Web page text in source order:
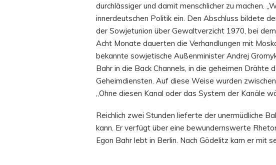
durchlässiger und damit menschlicher zu machen.
innerdeutschen Politik ein. Den Abschluss bildete
der Sowjetunion über Gewaltverzicht 1970, bei
Acht Monate dauerten die Verhandlungen mit
bekannte sowjetische Außenminister Andrej
Bahr in die Back Channels, in die geheimen
Geheimdiensten. Auf diese Weise wurden
„Ohne diesen Kanal oder das System der Kanäle
Reichlich zwei Stunden lieferte der unermüdliche
kann. Er verfügt über eine bewundernswerte
Egon Bahr lebt in Berlin. Nach Gödelitz kam er mit